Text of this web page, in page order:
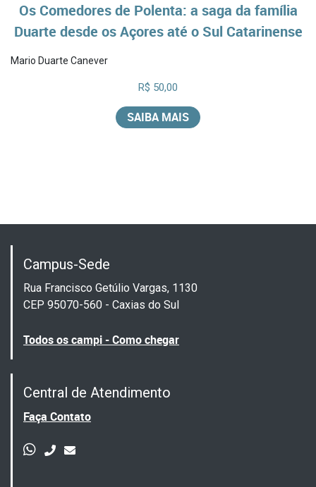
Os Comedores de Polenta: a saga da família
Duarte desde os Açores até o Sul Catarinense
Mario Duarte Canever
R$ 50,00
SAIBA MAIS
Campus-Sede
Rua Francisco Getúlio Vargas, 1130
CEP 95070-560 - Caxias do Sul
Todos os campi - Como chegar
Central de Atendimento
Faça Contato